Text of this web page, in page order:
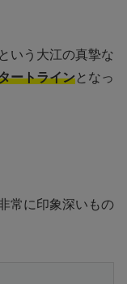
いう大江の真摯な
ートラインとなっ
常に印象深いもの